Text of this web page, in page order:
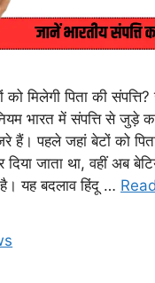
को मिलेगी पिता की
भारत में संपत्ति से जुड़े
हैं। पहले जहां बेटों को
जाता था, वहीं अब
यह बदलाव हिंदू …